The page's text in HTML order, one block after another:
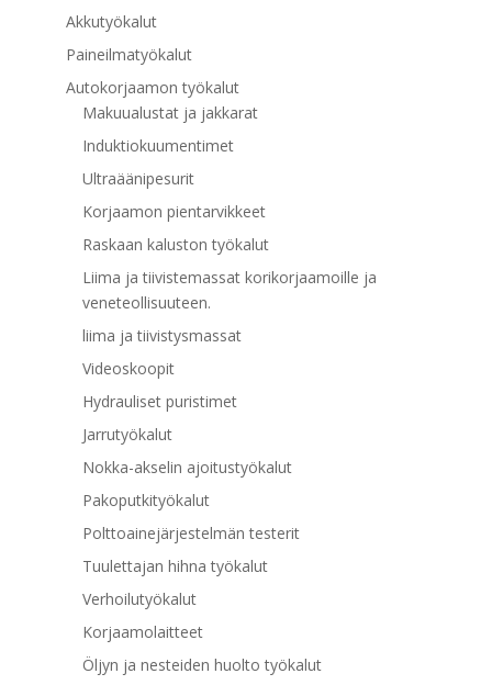
Akkutyökalut
Paineilmatyökalut
Autokorjaamon työkalut
Makuualustat ja jakkarat
Induktiokuumentimet
Ultraäänipesurit
Korjaamon pientarvikkeet
Raskaan kaluston työkalut
Liima ja tiivistemassat korikorjaamoille ja
veneteollisuuteen.
liima ja tiivistysmassat
Videoskoopit
Hydrauliset puristimet
Jarrutyökalut
Nokka-akselin ajoitustyökalut
Pakoputkityökalut
Polttoainejärjestelmän testerit
Tuulettajan hihna työkalut
Verhoilutyökalut
Korjaamolaitteet
Öljyn ja nesteiden huolto työkalut